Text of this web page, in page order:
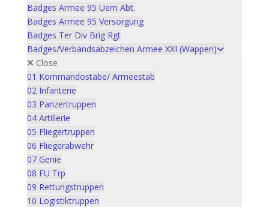
Badges Armee 95 Uem Abt.
Badges Armee 95 Versorgung
Badges Ter Div Brig Rgt
Badges/Verbandsabzeichen Armee XXI (Wappen)
Close
01 Kommandostäbe/ Armeestab
02 Infanterie
03 Panzertruppen
04 Artillerie
05 Fliegertruppen
06 Fliegerabwehr
07 Genie
08 FU Trp
09 Rettungstruppen
10 Logistiktruppen